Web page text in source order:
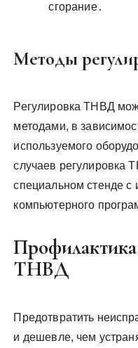
сгорание․
Методы
Регулировка ТНВД
методами, в
используемого
случаев регулировка
специальном стенде с
компьютерного
ТНВД
Предотвратить
и дешевле, чем